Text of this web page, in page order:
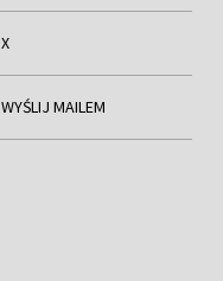
X
WYŚLIJ MAILEM